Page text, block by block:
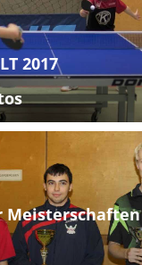
2017
Meisterschaften